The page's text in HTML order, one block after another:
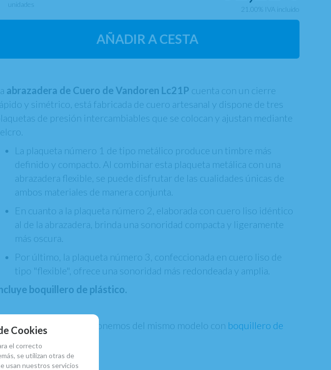
unidades
21.00% IVA incluido
AÑADIR A CESTA
abrazadera de Cuero de Vandoren Lc21P cuenta con un cierre
y simétrico, está fabricada de cuero artesanal y dispone de tres
de presión intercambiables que se colocan y ajustan mediante
La plaqueta número 1 de tipo metálico produce un timbre más
definido y compacto. Al combinar esta plaqueta metálica con una
abrazadera flexible, se puede disfrutar de las cualidades únicas de
ambos materiales de manera conjunta.
En cuanto a la plaqueta número 2, elaborada con cuero liso idéntico
al de la abrazadera, brinda una sonoridad compacta y ligeramente
más oscura.
Por último, la plaqueta número 3, confeccionada en cuero liso de
tipo "flexible", ofrece una sonoridad más redondeada y amplia.
boquillero de plástico.
En Atelier de Celia disponemos del mismo modelo con boquillero de
Cookies
el correcto
se utilizan otras de
usan nuestros servicios